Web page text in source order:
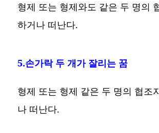
형제 또는 형제와도 같은 두 명의
하거나 떠난다.
5.손가락 두 개가 잘리는 꿈
형제 또는 형제 같은 두 명의 협조
나 떠난다.